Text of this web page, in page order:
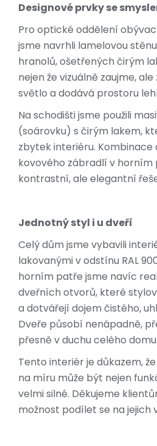
Designové prvky se
Pro optické oddělení
jsme navrhli lamelovou
hranolů, ošetřených čirým
nejen že vizuálně zaujme,
světlo a dodává prostoru
Na schodišti jsme použili
(soárovku) s čirým lakem,
zbytek interiéru. Kombinace
kovového zábradlí v
kontrastní, ale elegantní
Jednotný styl i u dveří
Celý dům jsme vybavili
lakovanými v odstínu RAL
horním patře jsme navíc
dveřních otvorů, které
a dotvářejí dojem čistého,
Dveře působí nenápadně,
přesně v duchu celého domu.
Tento interiér je důkazem,
na míru může být nejen
velmi silné. Děkujeme
možnost podílet se na jejich